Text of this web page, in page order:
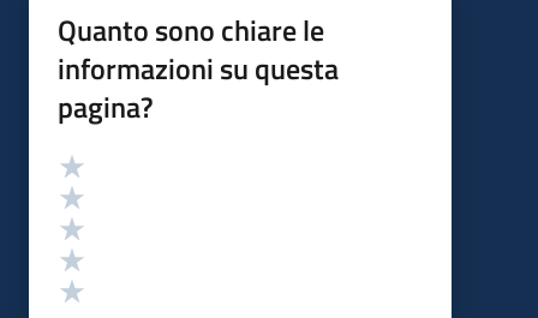
Quanto sono chiare le
informazioni su questa
pagina?
Valutazione